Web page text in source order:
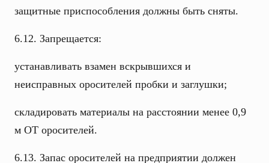
защитные приспособления должны быть сняты.
6.12. Запрещается:
устанавливать взамен вскрывшихся и
неисправных оросителей пробки и заглушки;
складировать материалы на расстоянии менее 0,9
м ОТ оросителей.
6.13. Запас оросителей на предприятии должен